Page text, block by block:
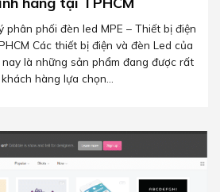
phân phối đèn led MPE – Thiết bị điện
Các thiết bị điện và đèn Led của
là những sản phẩm đang được rất
hàng lựa chọn...